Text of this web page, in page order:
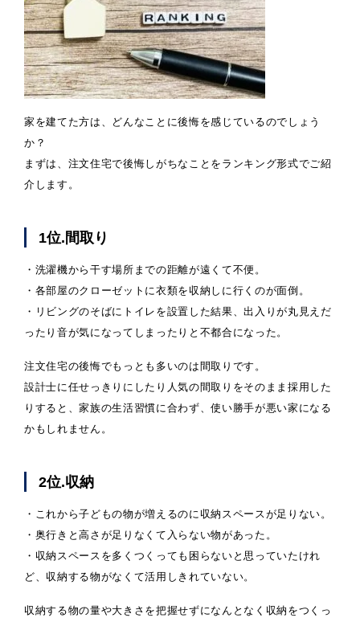
家を建てた方は、どんなことに後悔を感じているのでしょう
か？
まずは、注文住宅で後悔しがちなことをランキング形式でご紹
介します。
1位.間取り
・洗濯機から干す場所までの距離が遠くて不便。
・各部屋のクローゼットに衣類を収納しに行くのが面倒。
・リビングのそばにトイレを設置した結果、出入りが丸見えだ
ったり音が気になってしまったりと不都合になった。
注文住宅の後悔でもっとも多いのは間取りです。
設計士に任せっきりにしたり人気の間取りをそのまま採用した
りすると、家族の生活習慣に合わず、使い勝手が悪い家になる
かもしれません。
2位.収納
・これから子どもの物が増えるのに収納スペースが足りない。
・奥行きと高さが足りなくて入らない物があった。
・収納スペースを多くつくっても困らないと思っていたけれ
ど、収納する物がなくて活用しきれていない。
収納する物の量や大きさを把握せずになんとなく収納をつくっ